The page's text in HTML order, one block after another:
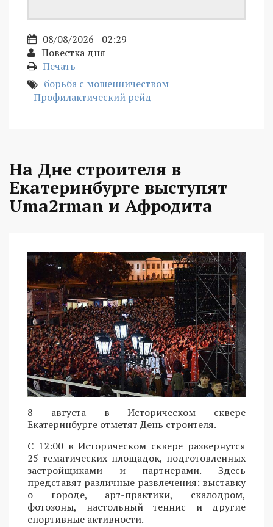
08/08/2026 - 02:29
Повестка дня
Печать
борьба с мошенничеством
Профилактический рейд
На Дне строителя в
Екатеринбурге выступят
Uma2rman и Афродита
8 августа в Историческом сквере
Екатеринбурге отметят День строителя.
С 12:00 в Историческом сквере развернутся
25 тематических площадок, подготовленных
застройщиками и партнерами. Здесь
представят различные развлечения: выставку
о городе, арт-практики, скалодром,
фотозоны, настольный теннис и другие
спортивные активности.